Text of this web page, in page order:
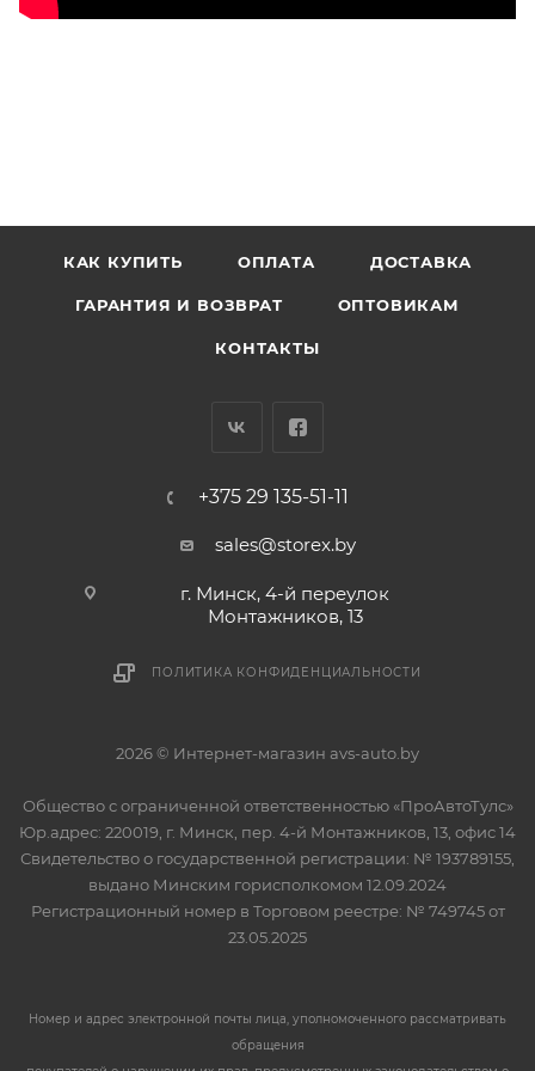
КАК КУПИТЬ ОПЛАТА ДОСТАВКА
ГАРАНТИЯ И ВОЗВРАТ ОПТОВИКАМ
КОНТАКТЫ
+375 29 135-51-11
sales@storex.by
г. Минск, 4-й переулок
Монтажников, 13
ПОЛИТИКА КОНФИДЕНЦИАЛЬНОСТИ
2026 © Интернет-магазин avs-auto.by
Общество с ограниченной ответственностью «ПроАвтоТулс»
Юр.адрес: 220019, г. Минск, пер. 4-й Монтажников, 13, офис 14
Свидетельство о государственной регистрации: № 193789155,
выдано Минским горисполкомом 12.09.2024
Регистрационный номер в Торговом реестре: № 749745 от
23.05.2025
Номер и адрес электронной почты лица, уполномоченного рассматривать
обращения